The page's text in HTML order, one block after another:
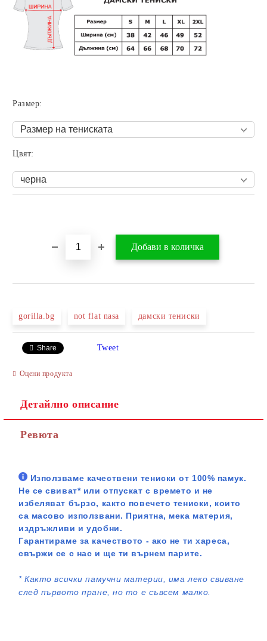
Размер:
Цвят:
gorilla.bg not flat nasa дамски тениски
Share Tweet
Оцени продукта
Детайлно описание
Ревюта
Използваме качествени тениски от 100% памук.
Не се свиват* или отпускат с времето и не
избеляват бързо, както повечето тениски, които
са масово използвани. Приятна, мека материя,
издръжливи и удобни.
Гарантираме за качеството - ако не ти хареса,
свържи се с нас и ще ти върнем парите.
*Както всички памучни материи, има леко свиване
след първото пране, но то е съвсем малко.